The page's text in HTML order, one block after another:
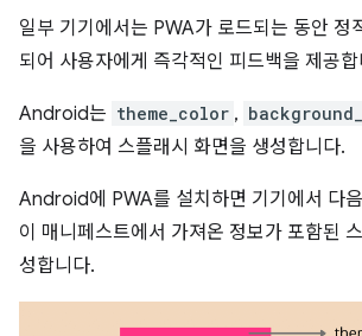
일부 기기에서는 PWA가 로드되는 동안 정
되어 사용자에게 즉각적인 피드백을 제공합
Android는 theme_color ,
을 사용하여 스플래시 화면을 생성합니다.
Android에 PWA를 설치하면 기기에서 다
이 매니페스트에서 가져온 정보가 포함된
성합니다.